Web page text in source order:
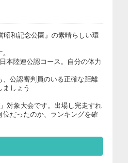
和記念公園』の素晴らしい環
本陸連公認コース。自分の体力
公認審判員のいる正確な距離
しょう
対象大会です。出場し完走すれ
だったのか、ランキングを確